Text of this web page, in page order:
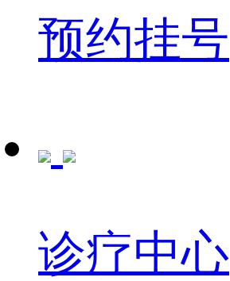
预约挂号
诊疗中心